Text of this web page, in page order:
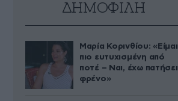
ΔΗΜΟΦΙΛΗ
Μαρία Κορινθίου: «Είμαι
πιο ευτυχισμένη από
ποτέ – Ναι, έχω πατήσει
φρένο»